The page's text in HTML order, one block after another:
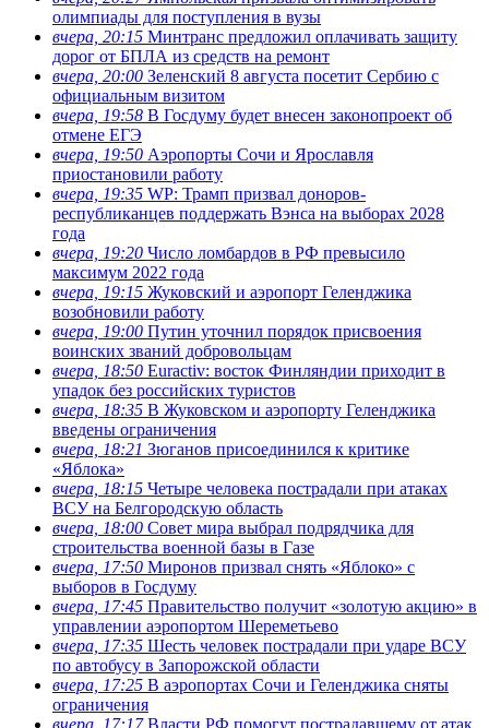
олимпиады для поступления в вузы
вчера, 20:15 Минтранс предложил оплачивать защиту
дорог от БПЛА из средств на ремонт
вчера, 20:00 Зеленский 8 августа посетит Сербию с
официальным визитом
вчера, 19:58 В Госдуму будет внесен законопроект об
отмене ЕГЭ
вчера, 19:50 Аэропорты Сочи и Ярославля
приостановили работу
вчера, 19:35 WP: Трамп призвал доноров-
республиканцев поддержать Вэнса на выборах 2028
года
вчера, 19:20 Число ломбардов в РФ превысило
максимум 2022 года
вчера, 19:15 Жуковский и аэропорт Геленджика
возобновили работу
вчера, 19:00 Путин уточнил порядок присвоения
воинских званий добровольцам
вчера, 18:50 Euractiv: восток Финляндии приходит в
упадок без российских туристов
вчера, 18:35 В Жуковском и аэропорту Геленджика
введены ограничения
вчера, 18:21 Зюганов присоединился к критике
«Яблока»
вчера, 18:15 Четыре человека пострадали при атаках
ВСУ на Белгородскую область
вчера, 18:00 Совет мира выбрал подрядчика для
строительства военной базы в Газе
вчера, 17:50 Миронов призвал снять «Яблоко» с
выборов в Госдуму
вчера, 17:45 Правительство получит «золотую акцию» в
управлении аэропортом Шереметьево
вчера, 17:35 Шесть человек пострадали при ударе ВСУ
по автобусу в Запорожской области
вчера, 17:25 В аэропортах Сочи и Геленджика сняты
ограничения